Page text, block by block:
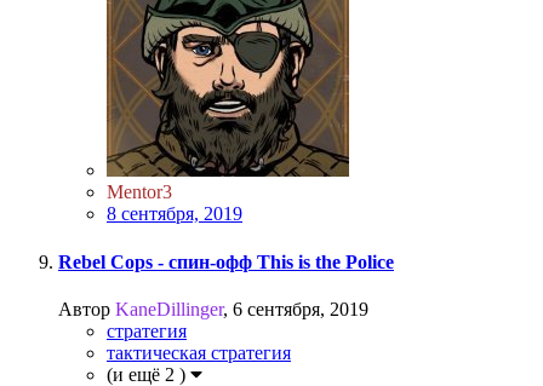
Mentor3
8 сентября, 2019
Rebel Cops - спин-офф This is the Police
Автор KaneDillinger, 6 сентября, 2019
стратегия
тактическая стратегия
(и ещё 2 )